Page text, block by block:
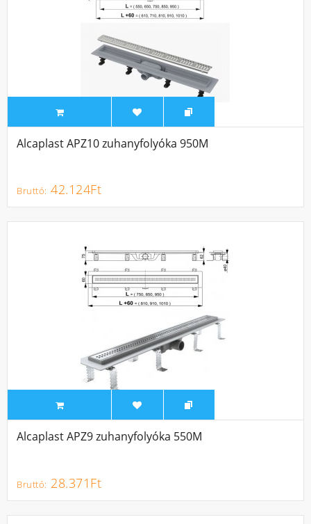
Alcaplast APZ10 zuhanyfolyóka 950M
42.124Ft
Alcaplast APZ9 zuhanyfolyóka 550M
28.371Ft